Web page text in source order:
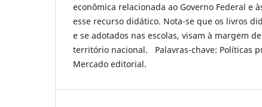
econômica relacionada ao Governo Federal e
esse recurso didático. Nota-se que os livros
e se adotados nas escolas, visam à margem
território nacional. Palavras-chave: Políticas
Mercado editorial.